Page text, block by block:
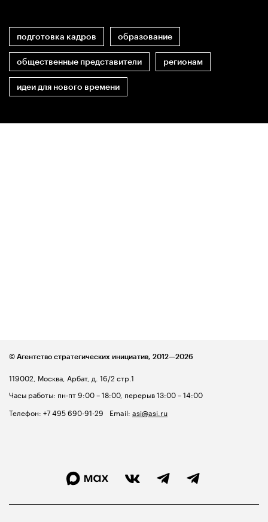
подготовка кадров образование
общественные представители регионам
идеи для нового времени
119002, Москва, Арбат, д. 16/2 стр.1
Часы работы: пн-пт 9:00 – 18:00, перерыв 13:00 – 14:00
Телефон: +7 495 690-91-29 Email: asi@asi.ru
© Агентство стратегических инициатив, 2012—2026